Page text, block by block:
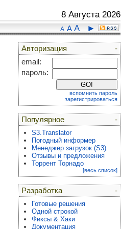
8 Августа 2026
A A A ►
-
Авторизация
email:
пароль:
вспомнить пароль
зарегистрироваться
-
Популярное
S3.Translator
Погодный информер
Менеджер загрузок (S3)
Отзывы и предложения
Торрент Торнадо
[весь список]
-
Разработка
Готовые решения
Одной строкой
Фиксы & Хаки
Документация